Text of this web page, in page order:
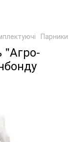
Парники
"Агро-